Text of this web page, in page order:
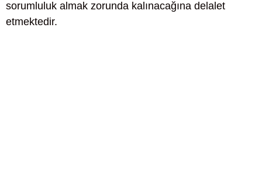
sorumluluk almak zorunda kalınacağına delalet
etmektedir.